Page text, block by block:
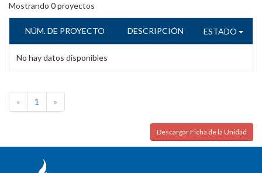
Mostrando 0proyectos
NÚM. DE PROYECTO DESCRIPCIÓN ESTADO
No hay datos disponibles
« 1 »
Descargar Ficha de la Unidad